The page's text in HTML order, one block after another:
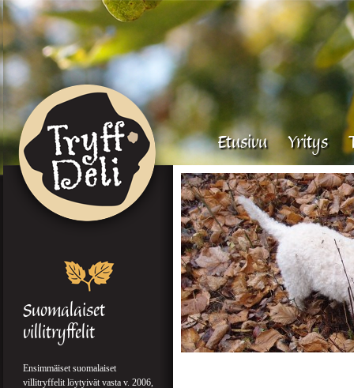
Suomalaiset
villitryffelit
Ensimmäiset suomalaiset
villitryffelit löytyivät vasta v. 2006,
Etusivu Yritys